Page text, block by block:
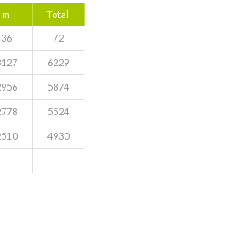
m
Total
36 72
6229
5874
5524
4930